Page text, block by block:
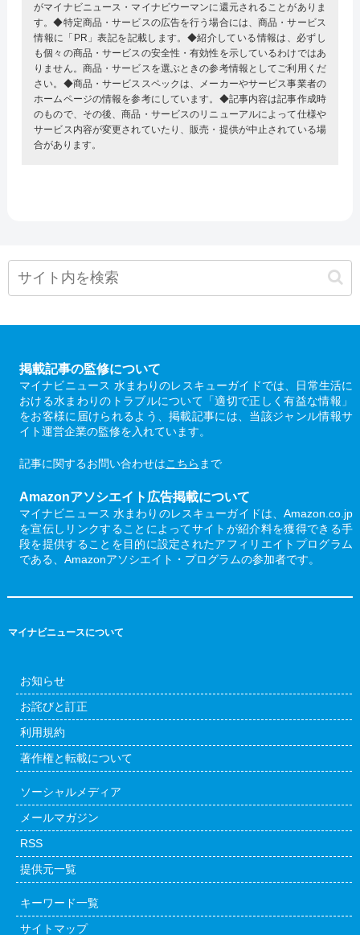
がマイナビニュース・マイナビウーマンに還元されることがありま
す。◆特定商品・サービスの広告を行う場合には、商品・サービス
情報に「PR」表記を記載します。◆紹介している情報は、必ずし
も個々の商品・サービスの安全性・有効性を示しているわけではあ
りません。商品・サービスを選ぶときの参考情報としてご利用くだ
さい。◆商品・サービススペックは、メーカーやサービス事業者の
ホームページの情報を参考にしています。◆記事内容は記事作成時
のもので、その後、商品・サービスのリニューアルによって仕様や
サービス内容が変更されていたり、販売・提供が中止されている場
合があります。
掲載記事の監修について
マイナビニュース 水まわりのレスキューガイドでは、日常生活に
おける水まわりのトラブルについて「適切で正しく有益な情報」
をお客様に届けられるよう、掲載記事には、当該ジャンル情報サ
イト運営企業の監修を入れています。
記事に関するお問い合わせはこちら まで
Amazonアソシエイト広告掲載について
マイナビニュース 水まわりのレスキューガイドは、Amazon.co.jp
を宣伝しリンクすることによってサイトが紹介料を獲得できる手
段を提供することを目的に設定されたアフィリエイトプログラム
である、Amazonアソシエイト・プログラムの参加者です。
マイナビニュースについて
お知らせ
お詫びと訂正
利用規約
著作権と転載について
ソーシャルメディア
メールマガジン
RSS
提供元一覧
キーワード一覧
サイトマップ